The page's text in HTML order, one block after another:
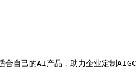
合自己的AI产品，助力企业定制